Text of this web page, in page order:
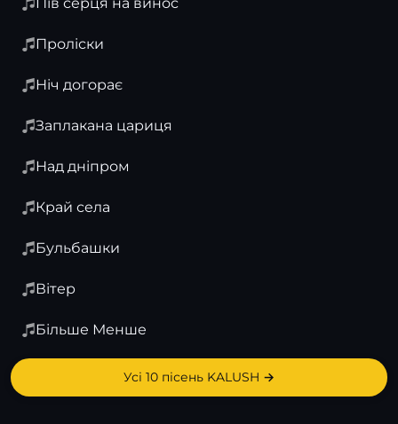
Проліски
Ніч догорає
Заплакана цариця
Над дніпром
Край села
Бульбашки
Вітер
Більше Менше
Усі 10 пісень KALUSH →